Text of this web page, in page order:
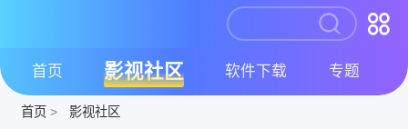
首页 影视社区 软件下载 专题
首页 > 影视社区